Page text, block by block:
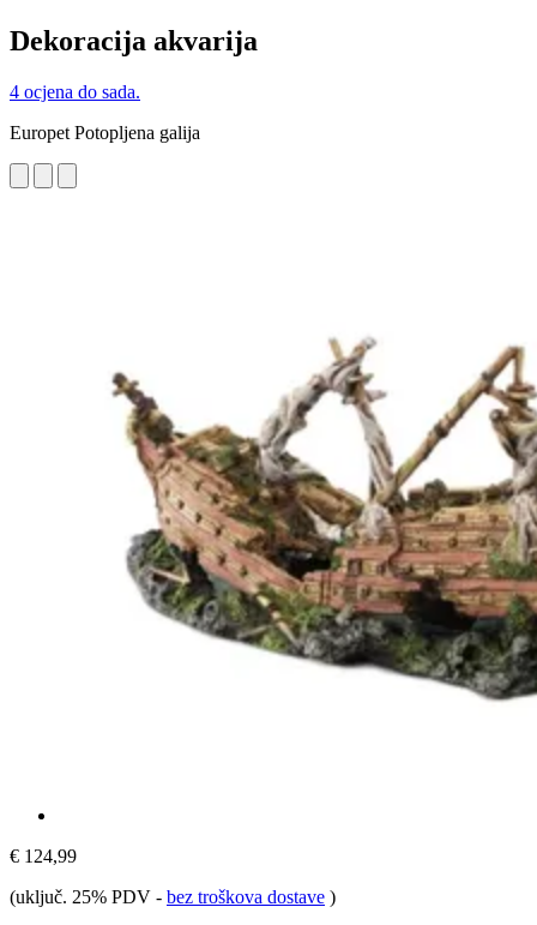
Dekoracija akvarija
4 ocjena do sada.
Europet Potopljena galija
€ 124,99
(uključ. 25% PDV - bez troškova dostave )